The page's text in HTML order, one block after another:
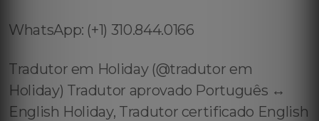
WhatsApp: (+1) 310.844.0166
Tradutor em Holiday (@tradutor em
Holiday) Tradutor aprovado Português ↔️
English Holiday, Tradutor certificado English